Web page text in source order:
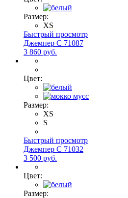
Размер:
XS
Быстрый просмотр
Джемпер С 71087
3 860 руб.
Цвет:
Размер:
XS
S
Быстрый просмотр
Джемпер С 71032
3 500 руб.
Цвет:
Размер: